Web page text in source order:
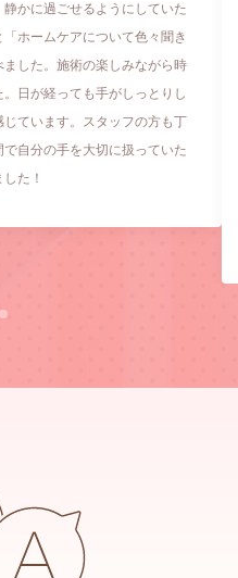
かに過ごせるようにしていた
ホームケアについて色々聞き
した。施術の楽しみながら時
日が経っても手がしっとりし
ています。スタッフの方も丁
自分の手を大切に扱っていた
た！